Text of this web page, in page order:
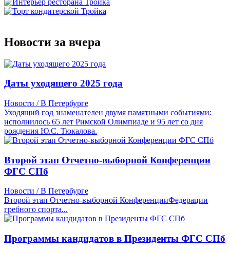
Новости за вчера
Даты уходящего 2025 года
Новости / В Петербурге
Уходящий год знаменателен двумя памятными событиями:
исполнилось 65 лет Римской Олимпиаде и 95 лет со дня
рождения Ю.С. Тюкалова.
Второй этап Отчетно-выборной Конференции
ФГС СПб
Новости / В Петербурге
Второй этап Отчетно-выборной КонференцииФедерации
гребного спорта...
Программы кандидатов в Президенты ФГС СПб